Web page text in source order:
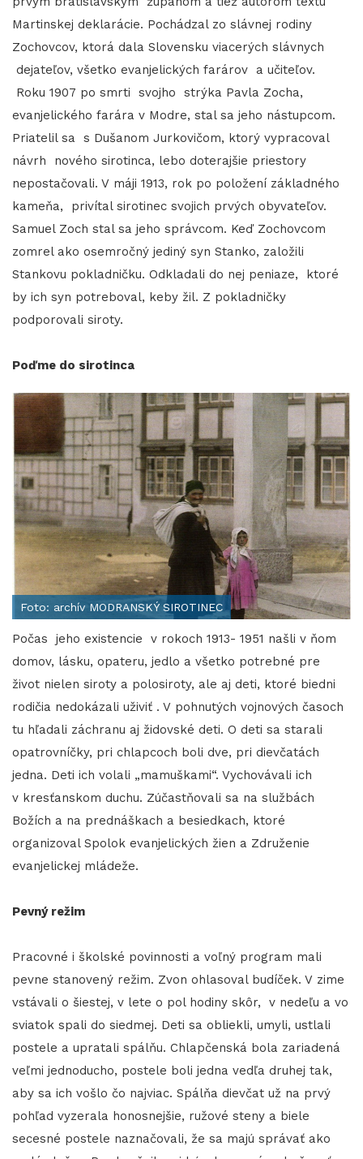
Martinskej deklarácie. Pochádzal zo slávnej rodiny
Zochovcov, ktorá dala Slovensku viacerých slávnych
dejateľov, všetko evanjelických farárov a učiteľov.
Roku 1907 po smrti svojho strýka Pavla Zocha,
evanjelického farára v Modre, stal sa jeho nástupcom.
Priatelil sa s Dušanom Jurkovičom, ktorý vypracoval
návrh nového sirotinca, lebo doterajšie priestory
nepostačovali. V máji 1913, rok po položení základného
kameňa, privítal sirotinec svojich prvých obyvateľov.
Samuel Zoch stal sa jeho správcom. Keď Zochovcom
zomrel ako osemročný jediný syn Stanko, založili
Stankovu pokladničku. Odkladali do nej peniaze, ktoré
by ich syn potreboval, keby žil. Z pokladničky
podporovali siroty.
Poďme do sirotinca
Foto: archív MODRANSKÝ SIROTINEC
Počas jeho existencie v rokoch 1913- 1951 našli v ňom
domov, lásku, opateru, jedlo a všetko potrebné pre
život nielen siroty a polosiroty, ale aj deti, ktoré biedni
rodičia nedokázali uživiť . V pohnutých vojnových časoch
tu hľadali záchranu aj židovské deti. O deti sa starali
opatrovníčky, pri chlapcoch boli dve, pri dievčatách
jedna. Deti ich volali „mamuškami“. Vychovávali ich
v kresťanskom duchu. Zúčastňovali sa na službách
Božích a na prednáškach a besiedkach, ktoré
organizoval Spolok evanjelických žien a Združenie
evanjelickej mládeže.
Pevný režim
Pracovné i školské povinnosti a voľný program mali
pevne stanovený režim. Zvon ohlasoval budíček. V zime
vstávali o šiestej, v lete o pol hodiny skôr, v nedeľu a vo
sviatok spali do siedmej. Deti sa obliekli, umyli, ustlali
postele a upratali spálňu. Chlapčenská bola zariadená
veľmi jednoducho, postele boli jedna vedľa druhej tak,
aby sa ich vošlo čo najviac. Spálňa dievčat už na prvý
pohľad vyzerala honosnejšie, ružové steny a biele
secesné postele naznačovali, že sa majú správať ako